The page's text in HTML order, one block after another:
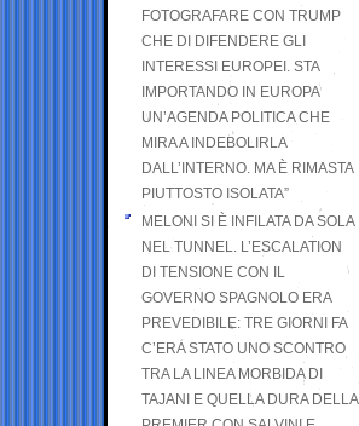
FOTOGRAFARE CON TRUMP
CHE DI DIFENDERE GLI
INTERESSI EUROPEI. STA
IMPORTANDO IN EUROPA
UN’AGENDA POLITICA CHE
MIRA A INDEBOLIRLA
DALL’INTERNO. MA È RIMASTA
PIUTTOSTO ISOLATA”
MELONI SI È INFILATA DA SOLA
NEL TUNNEL. L’ESCALATION
DI TENSIONE CON IL
GOVERNO SPAGNOLO ERA
PREVEDIBILE: TRE GIORNI FA
C’ERA STATO UNO SCONTRO
TRA LA LINEA MORBIDA DI
TAJANI E QUELLA DURA DELLA